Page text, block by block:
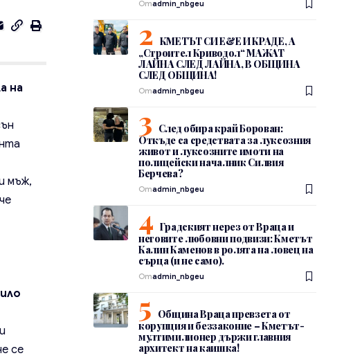
на
мъж,
се
Отadmin_nbgeu
КМЕТЪТ СИ Е&Е И КРАДЕ, А
„Строител Криводол“ МАЖАТ
ЛАЙНА СЛЕД ЛАЙНА, В ОБЩИНА
СЛЕД ОБЩИНА!
Отadmin_nbgeu
След обира край Борован:
Откъде са средствата за луксозния
живот и луксозните имоти на
полицейски началник Силвия
Берчева?
Отadmin_nbgeu
Градският нерез от Враца и
неговите любовни подвизи: Кметът
Калин Каменов в ролята на ловец на
сърца (и не само).
Отadmin_nbgeu
Община Враца превзета от
корупция и беззаконие – Кметът-
мултимилионер държи главния
архитект на каишка!